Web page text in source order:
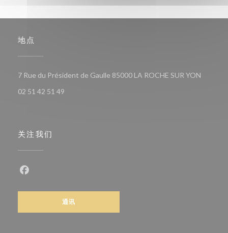
地点
7 Rue du Président de Gaulle 85000 LA ROCHE SUR YON
02 51 42 51 49
关注我们
通讯